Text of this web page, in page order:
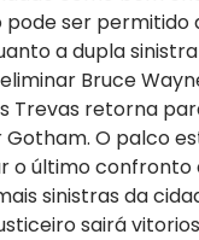
pode ser permitido
a dupla
Bruce
Trevas retorna
Gotham. O palco
o último confronto
sinistras da
sairá